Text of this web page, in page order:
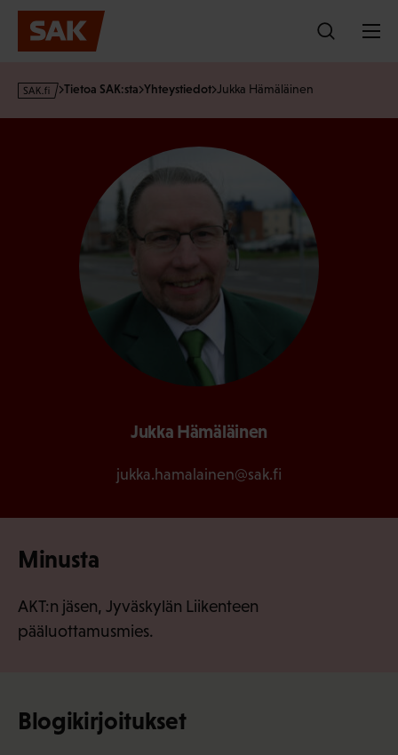
Hyppää
sisältöön
s
Tietoa SAK:sta Yhteystiedot Jukka Hämäläinen
Jukka Hämäläinen
jukka.hamalainen@sak.fi
Minusta
AKT:n jäsen, Jyväskylän Liikenteen
pääluottamusmies.
Blogikirjoitukset